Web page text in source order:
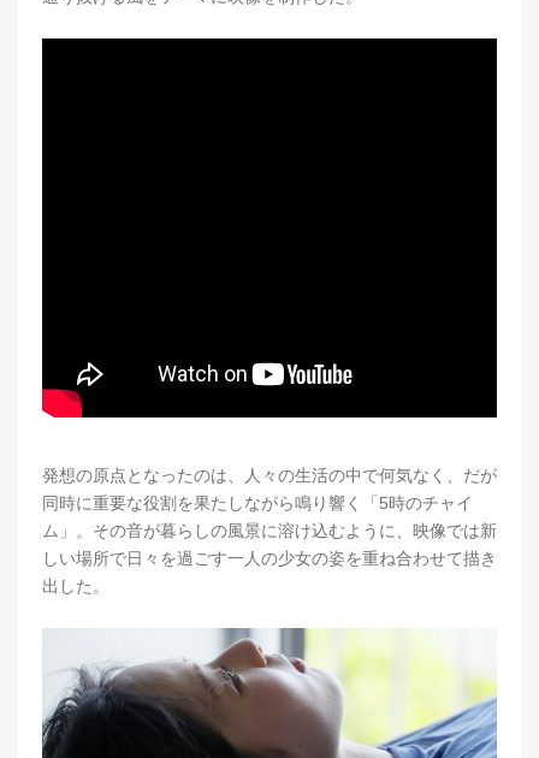
発想の原点となったのは、人々の生活の中で何気なく、だが
同時に重要な役割を果たしながら鳴り響く「5時のチャイ
ム」。その音が暮らしの風景に溶け込むように、映像では新
しい場所で日々を過ごす一人の少女の姿を重ね合わせて描き
出した。